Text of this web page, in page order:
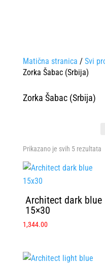
Matična stranica / Svi
Zorka Šabac (Srbija)
Zorka Šabac (Srbija)
Prikazano je svih 5 rezultata
Architect dark blue
15×30
1,344.00